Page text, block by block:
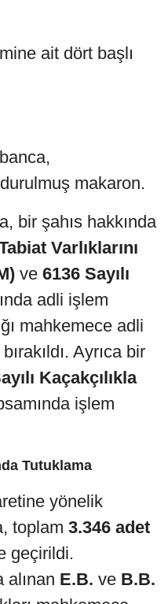
ait dört başlı
makaron.
bir şahıs hakkında
Varlıklarını
ve 6136 Sayılı
adli işlem
mahkemece adli
Ayrıca bir
Kaçakçılıkla
işlem
Tutuklama
yönelik
toplam 3.346 adet
geçirildi.
alınan E.B. ve B.B.